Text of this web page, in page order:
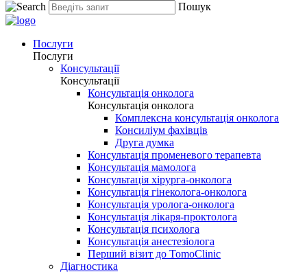
Пошук
Послуги
Послуги
Консультації
Консультації
Консультація онколога
Консультація онколога
Комплексна консультація онколога
Консиліум фахівців
Друга думка
Консультація променевого терапевта
Консультація мамолога
Консультація хірурга-онколога
Консультація гінеколога-онколога
Консультація уролога-онколога
Консультація лікаря-проктолога
Консультація психолога
Консультація анестезіолога
Перший візит до TomoClinic
Діагностика